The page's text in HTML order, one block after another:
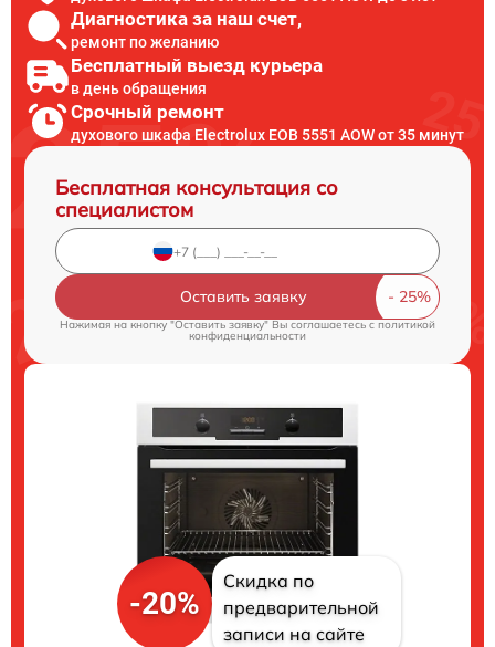
Диагностика за наш счет,
ремонт по желанию
Бесплатный выезд курьера
в день обращения
Срочный ремонт
духового шкафа Electrolux EOB 5551 AOW от 35 минут
Бесплатная консультация со
специалистом
Оставить заявку
Нажимая на кнопку "Оставить заявку" Вы соглашаетесь cполитикой
конфиденциальности
-20%
Скидка по
предварительной
записи на сайте